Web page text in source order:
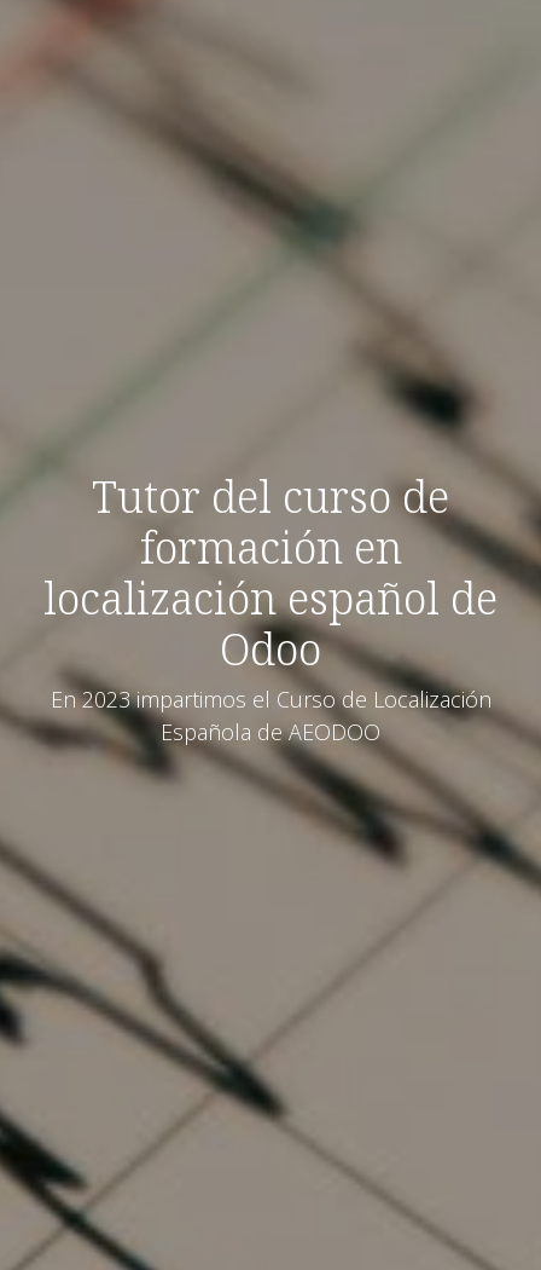
Tutor del curso de
formación en
localización español de
Odoo
En 2023 impartimos el Curso de Localización
Española de AEODOO